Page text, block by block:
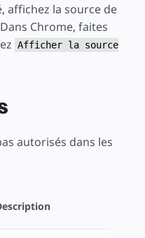
affichez la source de
Chrome, faites
Afficher la source
autorisés dans les